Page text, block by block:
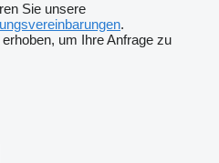
Sie unsere
.
um Ihre Anfrage zu